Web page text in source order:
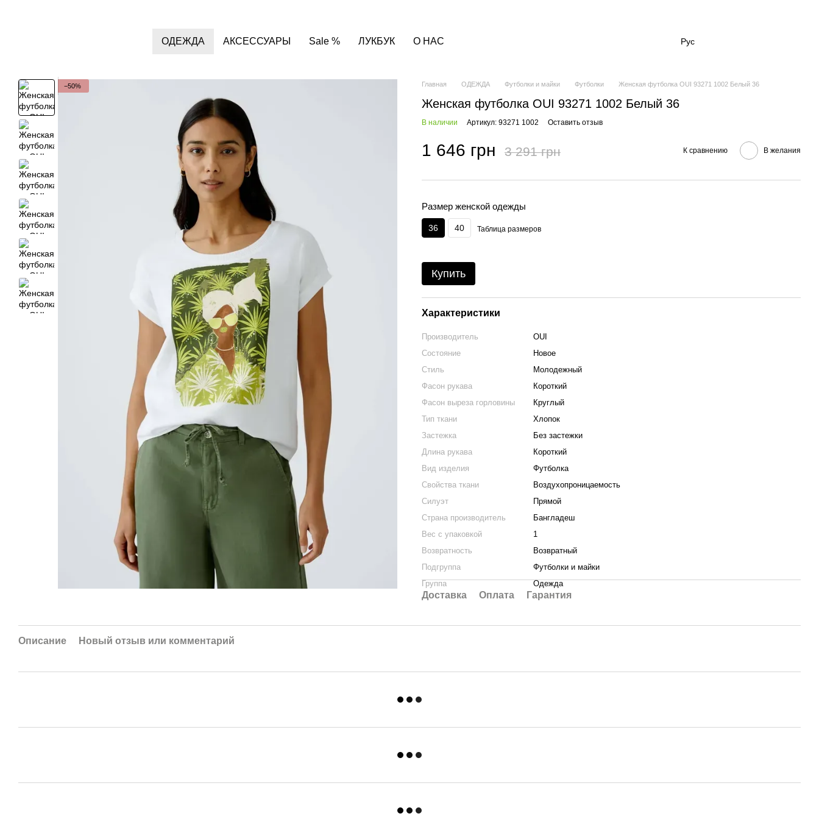
ОДЕЖДА АКСЕССУАРЫ Sale % ЛУКБУК О НАС Рус
−50% Главная ОДЕЖДА Футболки и майки Футболки Женская футболка OUI 93271 1002 Белый 36
Женская футболка OUI 93271 1002 Белый 36
В наличии Артикул: 93271 1002 Оставить отзыв
1 646 грн 3 291 грн К сравнению В желания
Размер женской одежды
36 40 Таблица размеров
Купить
Характеристики
Производитель
OUI
Состояние
Новое
Стиль
Молодежный
Фасон рукава
Короткий
Фасон выреза горловины
Круглый
Тип ткани
Хлопок
Застежка
Без застежки
Длина рукава
Короткий
Вид изделия
Футболка
Свойства ткани
Воздухопроницаемость
Силуэт
Прямой
Страна производитель
Бангладеш
Вес с упаковкой
1
Возвратность
Возвратный
Подгруппа
Футболки и майки
Группа
Одежда
Доставка Оплата Гарантия
Описание Новый отзыв или комментарий